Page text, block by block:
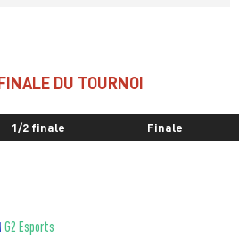
DU TOURNOI
1/2 finale Finale
G2 Esports